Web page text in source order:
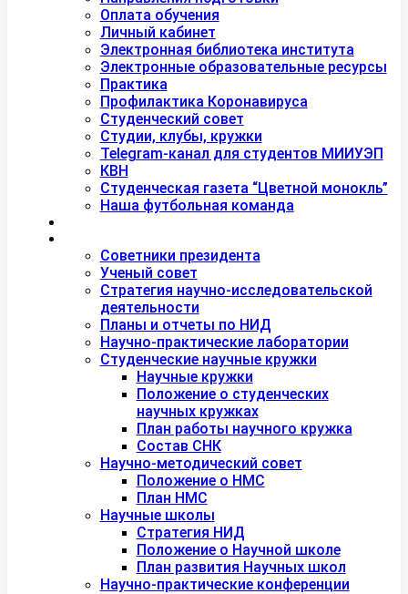
Оплата обучения
Личный кабинет
Электронная библиотека института
Электронные образовательные ресурсы
Практика
Профилактика Коронавируса
Студенческий совет
Студии, клубы, кружки
Telegram-канал для студентов МИИУЭП
КВН
Студенческая газета “Цветной монокль”
Наша футбольная команда
Советники президента
Ученый совет
Стратегия научно-исследовательской
деятельности
Планы и отчеты по НИД
Научно-практические лаборатории
Студенческие научные кружки
Научные кружки
Положение о студенческих
научных кружках
План работы научного кружка
Состав СНК
Научно-методический совет
Положение о НМС
План НМС
Научные школы
Стратегия НИД
Положение о Научной школе
План развития Научных школ
Научно-практические конференции